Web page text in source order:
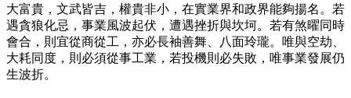
大富貴，文武皆吉，權貴非小，在實業界和政界能夠揚名。若
遇貪狼化忌，事業風波起伏，遭遇挫折與坎坷。若有煞曜同時
會合，則宜從商從工，亦必長袖善舞、八面玲瓏。唯與空劫、
大耗同度，則必須從事工業，若投機則必失敗，唯事業發展仍
生波折。